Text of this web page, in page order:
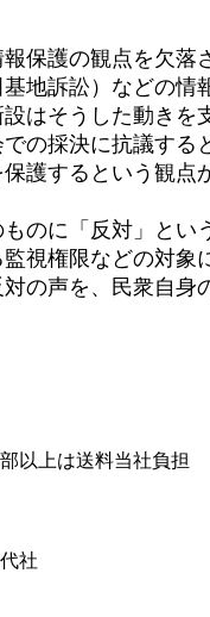
保護の観点を欠落
地訴訟）などの
はそうした動き
の採決に抗議する
護するという観
のに「反対」とい
視権限などの対象
反対の声を、
以上は送料当社負担
社